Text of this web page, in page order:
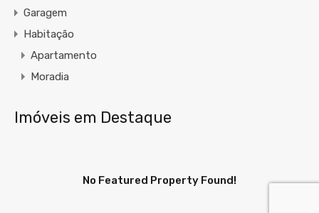
Garagem
Habitação
Apartamento
Moradia
Imóveis em Destaque
No Featured Property Found!